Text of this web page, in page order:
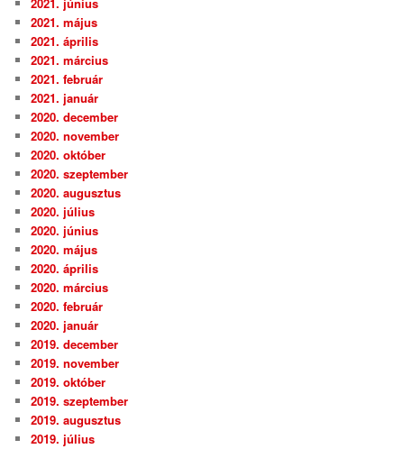
2021. május
2021. április
2021. március
2021. február
2021. január
2020. december
2020. november
2020. október
2020. szeptember
2020. augusztus
2020. július
2020. június
2020. május
2020. április
2020. március
2020. február
2020. január
2019. december
2019. november
2019. október
2019. szeptember
2019. augusztus
2019. július